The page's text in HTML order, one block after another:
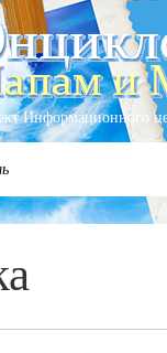
Информационного